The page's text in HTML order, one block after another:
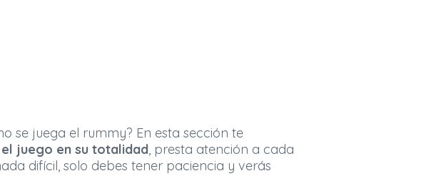
se juega el rummy? En esta sección te
juego en su totalidad, presta atención a cada
difícil, solo debes tener paciencia y verás